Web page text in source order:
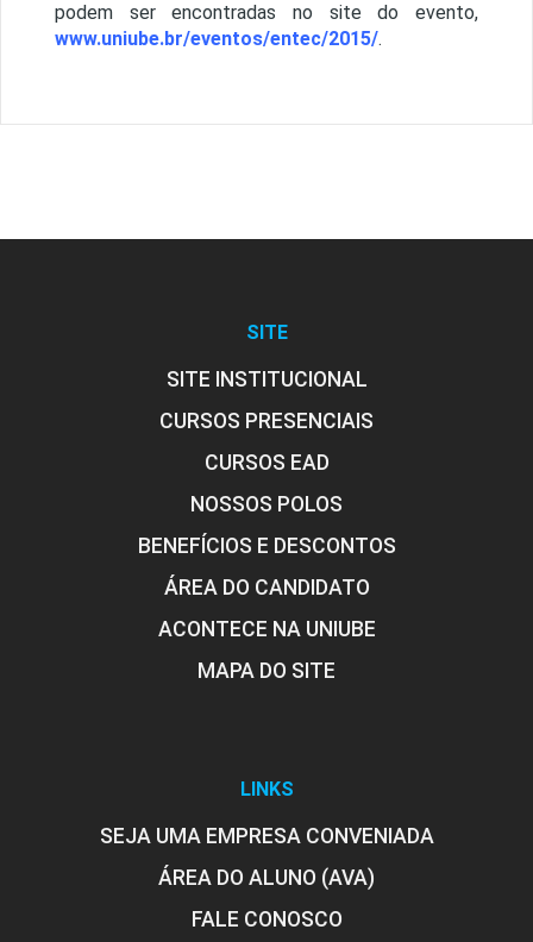
podem ser encontradas no site do evento,
www.uniube.br/eventos/entec/2015/.
SITE
SITE INSTITUCIONAL
CURSOS PRESENCIAIS
CURSOS EAD
NOSSOS POLOS
BENEFÍCIOS E DESCONTOS
ÁREA DO CANDIDATO
ACONTECE NA UNIUBE
MAPA DO SITE
LINKS
SEJA UMA EMPRESA CONVENIADA
ÁREA DO ALUNO (AVA)
FALE CONOSCO